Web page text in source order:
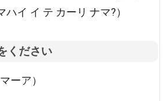
ハイ イ テ カーリ ナマ?）
ください
ーア）